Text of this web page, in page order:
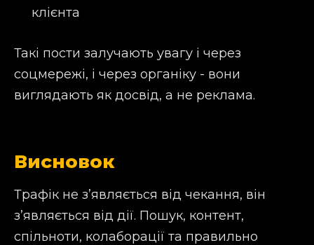
клієнта
Такі пости залучають увагу і через
соцмережі, і через органіку - вони
виглядають як досвід, а не реклама.
Висновок
Трафік не зʼявляється від чекання, він
зʼявляється від дії. Пошук, контент,
спільноти, колаборації та правильно